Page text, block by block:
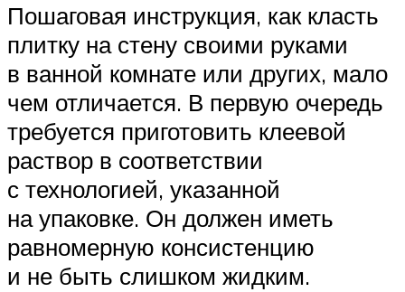
Пошаговая инструкция, как класть
плитку на стену своими руками
в ванной комнате или других, мало
чем отличается. В первую очередь
требуется приготовить клеевой
раствор в соответствии
с технологией, указанной
на упаковке. Он должен иметь
равномерную консистенцию
и не быть слишком жидким.